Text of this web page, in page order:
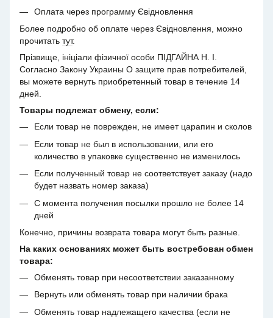
Оплата через программу Євідновлення
Более подробно об оплате через Євідновлення, можно
прочитать тут.
Прізвище, ініціали фізичної особи ПІДГАЙНА Н. І.
Согласно Закону Украины О защите прав потребителей,
вы можете вернуть приобретенный товар в течение 14
дней.
Товары подлежат обмену, если:
Если товар не поврежден, не имеет царапин и сколов
Если товар не был в использовании, или его
количество в упаковке существенно не изменилось
Если полученный товар не соответствует заказу (надо
будет назвать номер заказа)
С момента получения посылки прошло не более 14
дней
Конечно, причины возврата товара могут быть разные.
На каких основаниях может быть востребован обмен
товара:
Обменять товар при несоответствии заказанному
Вернуть или обменять товар при наличии брака
Обменять товар надлежащего качества (если не